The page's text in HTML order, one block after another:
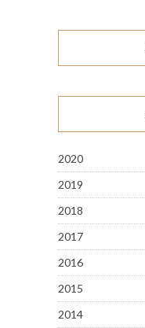
2020
2019
2018
2017
2016
2015
2014